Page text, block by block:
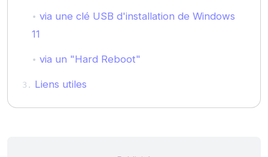
via une clé USB d'installation de Windows
11
via un "Hard Reboot"
Liens utiles